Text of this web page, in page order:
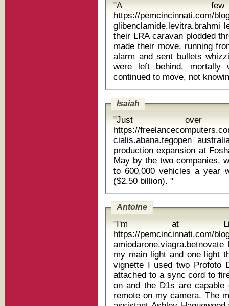
"A few
https://pemcincinnati.com/
glibenclamide.levitra.brahmi
their LRA caravan plodded
made their move, running
alarm and sent bullets
were left behind, mortally
Isaiah
"Just
https://
cialis.abana.tegopen australia
production expansion at
May by the two companies,
to 600,000 vehicles a year
($2.50 billion). "
Antoine
"I'm at
https://pemcincinnati.com/
amiodarone.viagra.betnovate
my main light and one light
vignette I used two Profoto
attached to a sync cord to
on and the D1s are
remote on my camera. The